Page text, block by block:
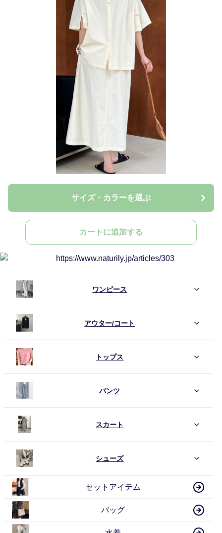
サイズ・カラーを選ぶ
カートに追加する
ワンピース
アウター/コート
トップス
パンツ
スカート
シューズ
セットアイテム
バッグ